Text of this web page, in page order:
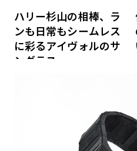
ハリー杉山の相棒、ラ
ンも日常もシームレス
に彩るアイヴォルのサ
ングラス